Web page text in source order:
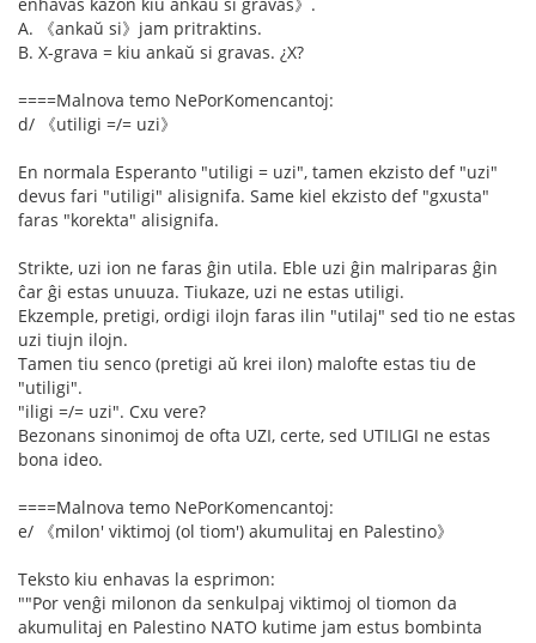
A. 《ankaŭ si》jam pritraktins.
B. X-grava = kiu ankaŭ si gravas. ¿X?
====Malnova temo NePorKomencantoj:
d/ 《utiligi =/= uzi》
En normala Esperanto "utiligi = uzi", tamen ekzisto def "uzi"
devus fari "utiligi" alisignifa. Same kiel ekzisto def "gxusta"
faras "korekta" alisignifa.
Strikte, uzi ion ne faras ĝin utila. Eble uzi ĝin malriparas ĝin
ĉar ĝi estas unuuza. Tiukaze, uzi ne estas utiligi.
Ekzemple, pretigi, ordigi ilojn faras ilin "utilaj" sed tio ne estas
uzi tiujn ilojn.
Tamen tiu senco (pretigi aŭ krei ilon) malofte estas tiu de
"utiligi".
"iligi =/= uzi". Cxu vere?
Bezonans sinonimoj de ofta UZI, certe, sed UTILIGI ne estas
bona ideo.
====Malnova temo NePorKomencantoj:
e/ 《milon' viktimoj (ol tiom') akumulitaj en Palestino》
Teksto kiu enhavas la esprimon:
""Por venĝi milonon da senkulpaj viktimoj ol tiomon da
akumulitaj en Palestino NATO kutime jam estus bombinta